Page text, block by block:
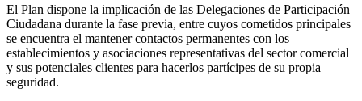
El Plan dispone la implicación de las Delegaciones de Participación
Ciudadana durante la fase previa, entre cuyos cometidos principales
se encuentra el mantener contactos permanentes con los
establecimientos y asociaciones representativas del sector comercial
y sus potenciales clientes para hacerlos partícipes de su propia
seguridad.